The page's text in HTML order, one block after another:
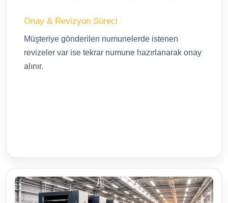
Onay & Revizyon Süreci
Müşteriye gönderilen numunelerde istenen
revizeler var ise tekrar numune hazırlanarak onay
alınır.